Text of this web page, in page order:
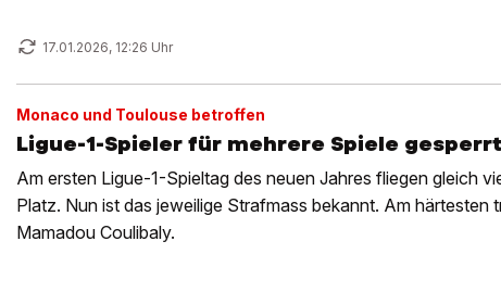
17.01.2026, 12:26 Uhr
Monaco und Toulouse betroffen
Ligue-1-Spieler für mehrere Spiele gesperrt
Am ersten Ligue-1-Spieltag des neuen Jahres fliegen gleich
Platz. Nun ist das jeweilige Strafmass bekannt. Am härtesten
Mamadou Coulibaly.